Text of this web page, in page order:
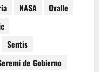
NASA
Ovalle
Sentis
de Gobierno